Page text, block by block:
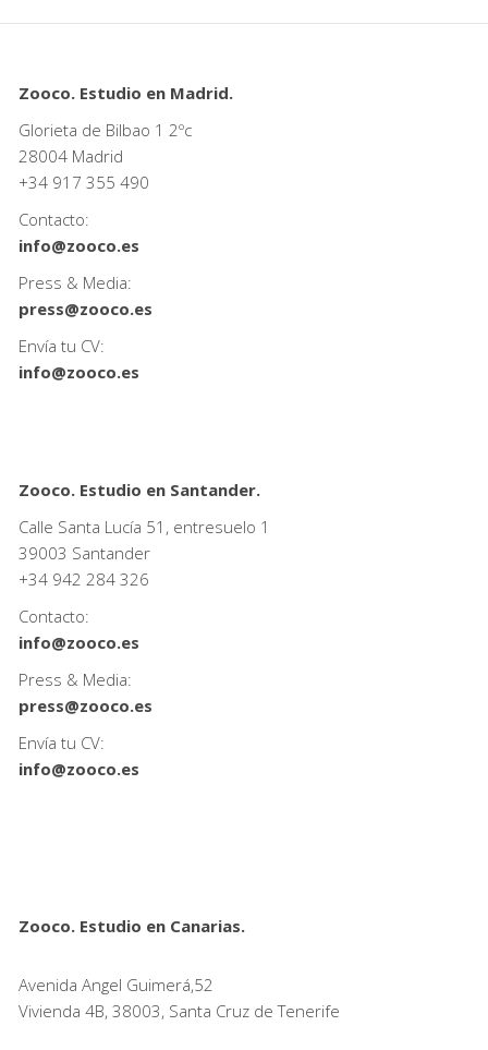
Zooco. Estudio en Madrid.
Glorieta de Bilbao 1 2ºc
28004 Madrid
+34 917 355 490
Contacto:
info@zooco.es
Press & Media:
press@zooco.es
Envía tu CV:
info@zooco.es
Zooco. Estudio en Santander.
Calle Santa Lucía 51, entresuelo 1
39003 Santander
+34 942 284 326
Contacto:
info@zooco.es
Press & Media:
press@zooco.es
Envía tu CV:
info@zooco.es
Zooco. Estudio en Canarias.
Avenida Angel Guimerá,52
Vivienda 4B, 38003, Santa Cruz de Tenerife